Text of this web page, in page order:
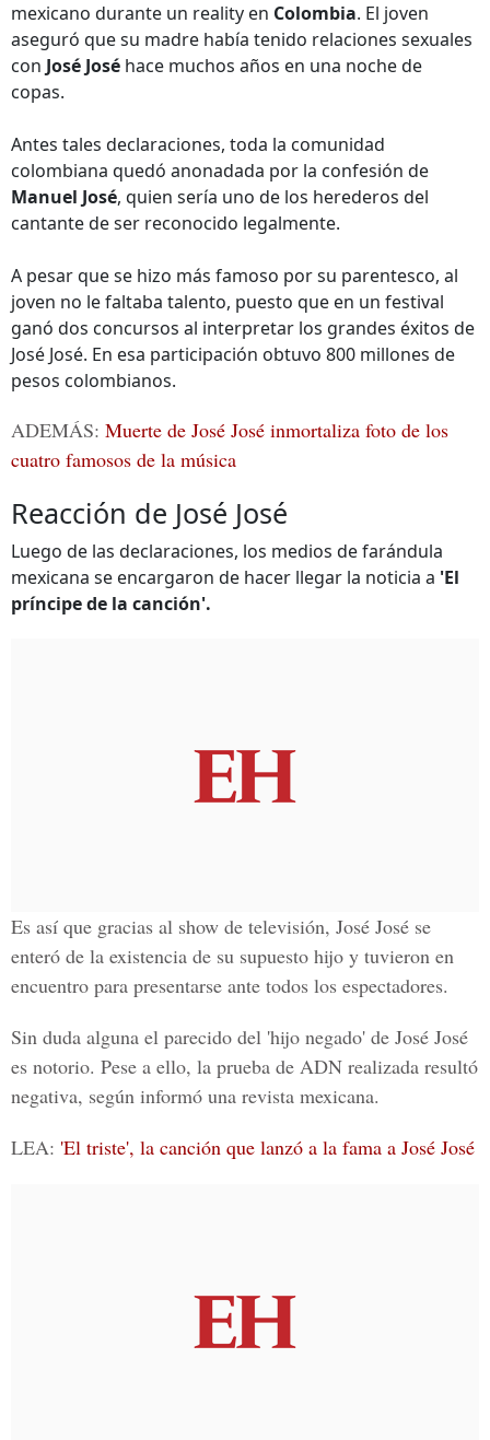
mexicano durante un reality en Colombia. El joven
aseguró que su madre había tenido relaciones sexuales
con José José hace muchos años en una noche de
copas.
Antes tales declaraciones, toda la comunidad
colombiana quedó anonadada por la confesión de
Manuel José, quien sería uno de los herederos del
cantante de ser reconocido legalmente.
A pesar que se hizo más famoso por su parentesco, al
joven no le faltaba talento, puesto que en un festival
ganó dos concursos al interpretar los grandes éxitos de
José José. En esa participación obtuvo 800 millones de
pesos colombianos.
ADEMÁS: Muerte de José José inmortaliza foto de los
cuatro famosos de la música
Reacción de José José
Luego de las declaraciones, los medios de farándula
mexicana se encargaron de hacer llegar la noticia a 'El
príncipe de la canción'.
Es así que gracias al show de televisión, José José se
enteró de la existencia de su supuesto hijo y tuvieron en
encuentro para presentarse ante todos los espectadores.
Sin duda alguna el parecido del 'hijo negado' de José José
es notorio. Pese a ello, la prueba de ADN realizada resultó
negativa, según informó una revista mexicana.
LEA: 'El triste', la canción que lanzó a la fama a José José